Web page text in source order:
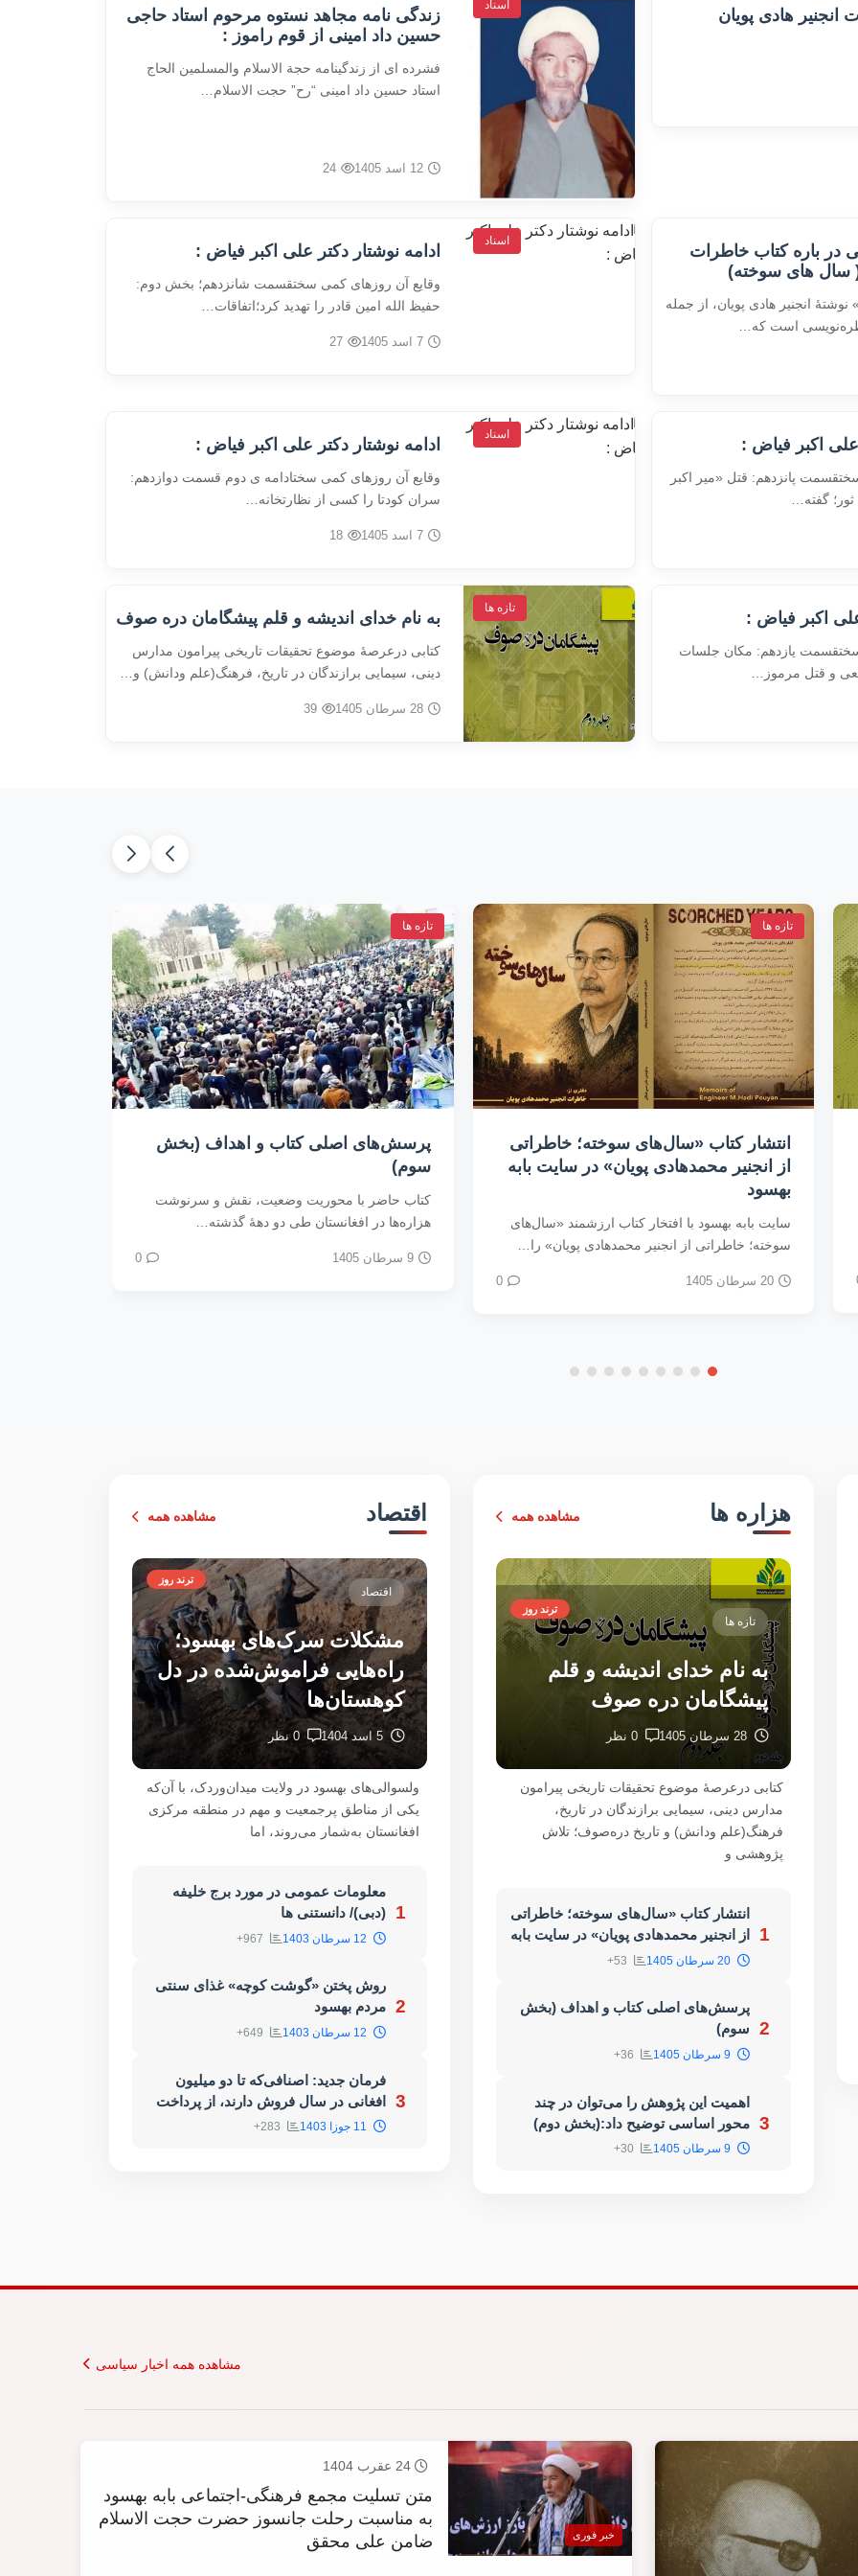
انجنیر هادی پویان
اسناد
زندگی نامه مجاهد نستوه مرحوم استاد حاجی
حسین داد امینی از قوم راموز :
فشرده ای از زندگینامه حجة الاسلام والمسلمین الحاج
استاد حسین داد امینی “رح” حجت الاسلام…
12 اسد 1405 24
باره کتاب خاطرات
( سال های سوخته)
انجنیر هادی پویان، از جمله
است که…
اسناد
ادامه نوشتار دکتر علی اکبر فیاض :
وقایع آن روزهای کمی سختقسمت شانزدهم؛ بخش دوم:
حفیظ الله امین قادر را تهدید کرد؛اتفاقات…
7 اسد 1405 27
علی اکبر فیاض :
پانزدهم: قتل «میر اکبر
اسناد
ادامه نوشتار دکتر علی اکبر فیاض :
وقایع آن روزهای کمی سختادامه ی دوم قسمت دوازدهم:
سران کودتا را کسی از نظارتخانه…
7 اسد 1405 18
اکبر فیاض :
یازدهم: مکان جلسات
و قتل مرموز…
تازه ها
به نام خدای اندیشه و قلم پیشگامان دره صوف
کتابی درعرصۀ موضوع تحقیقات تاریخی پیرامون مدارس
دینی، سیمایی برازندگان در تاریخ، فرهنگ(علم ودانش) و…
28 سرطان 1405 39
تازه ها
پرسش‌های اصلی کتاب و اهداف (بخش
سوم)
کتاب حاضر با محوریت وضعیت، نقش و سرنوشت
هزاره‌ها در افغانستان طی دو دههٔ گذشته…
9 سرطان 1405
تازه ها
اهمیت این پژوهش را می‌توان در چند
محور اساسی توضیح داد:(بخش دوم)
۱. درک بهتر از تحولات سیاسی دو دههٔ اخیر در سال
۲۰۰۱، افغانستان وارد مرحلهٔ…
9 سرطان 1405 0
هزاره ها مشاهده همه
ترند روز
تازه ها
به نام خدای اندیشه و قلم
پیشگامان دره صوف
کتابی درعرصۀ موضوع تحقیقات تاریخی پیرامون
مدارس دینی، سیمایی برازندگان در تاریخ،
فرهنگ(علم ودانش) و تاریخ دره‌صوف؛ تلاش
پژوهشی و
1
انتشار کتاب «سال‌های سوخته؛ خاطراتی
از انجنیر محمدهادی پویان» در سایت بابه
بهسود
2
پرسش‌های اصلی کتاب و اهداف (بخش
سوم)
3
اهمیت این پژوهش را می‌توان در چند
محور اساسی توضیح داد:(بخش دوم)
اقتصاد مشاهده همه
ترند روز
اقتصاد
مشکلات سرک‌های بهسود؛
راه‌هایی فراموش‌شده در دل
کوهستان‌ها
0 نظر
ولسوالی‌های بهسود در ولایت میدان‌وردک، با آن‌که
یکی از مناطق پرجمعیت و مهم در منطقه مرکزی
افغانستان به‌شمار می‌روند، اما
1
معلومات عمومی در مورد برج خلیفه
(دبی)/ دانستنی ها
2
روش پختن «گوشت کوچه» غذای سنتی
مردم بهسود
3
فرمان جدید: اصنافی‌که تا دو میلیون
افغانی در سال فروش دارند، از پرداخت
مالیات کاملاً معاف هستند
مشاهده همه اخبار سیاسی
خبر فوری
متن تسلیت مجمع فرهنگی-اجتماعی بابه بهسود
به مناسبت رحلت جانسوز حضرت حجت الاسلام
ضامن علی محقق